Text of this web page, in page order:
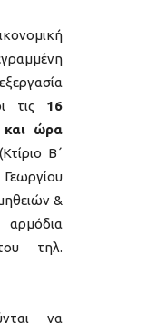
τις 16
και ώρα
Β΄
&
τηλ.
να